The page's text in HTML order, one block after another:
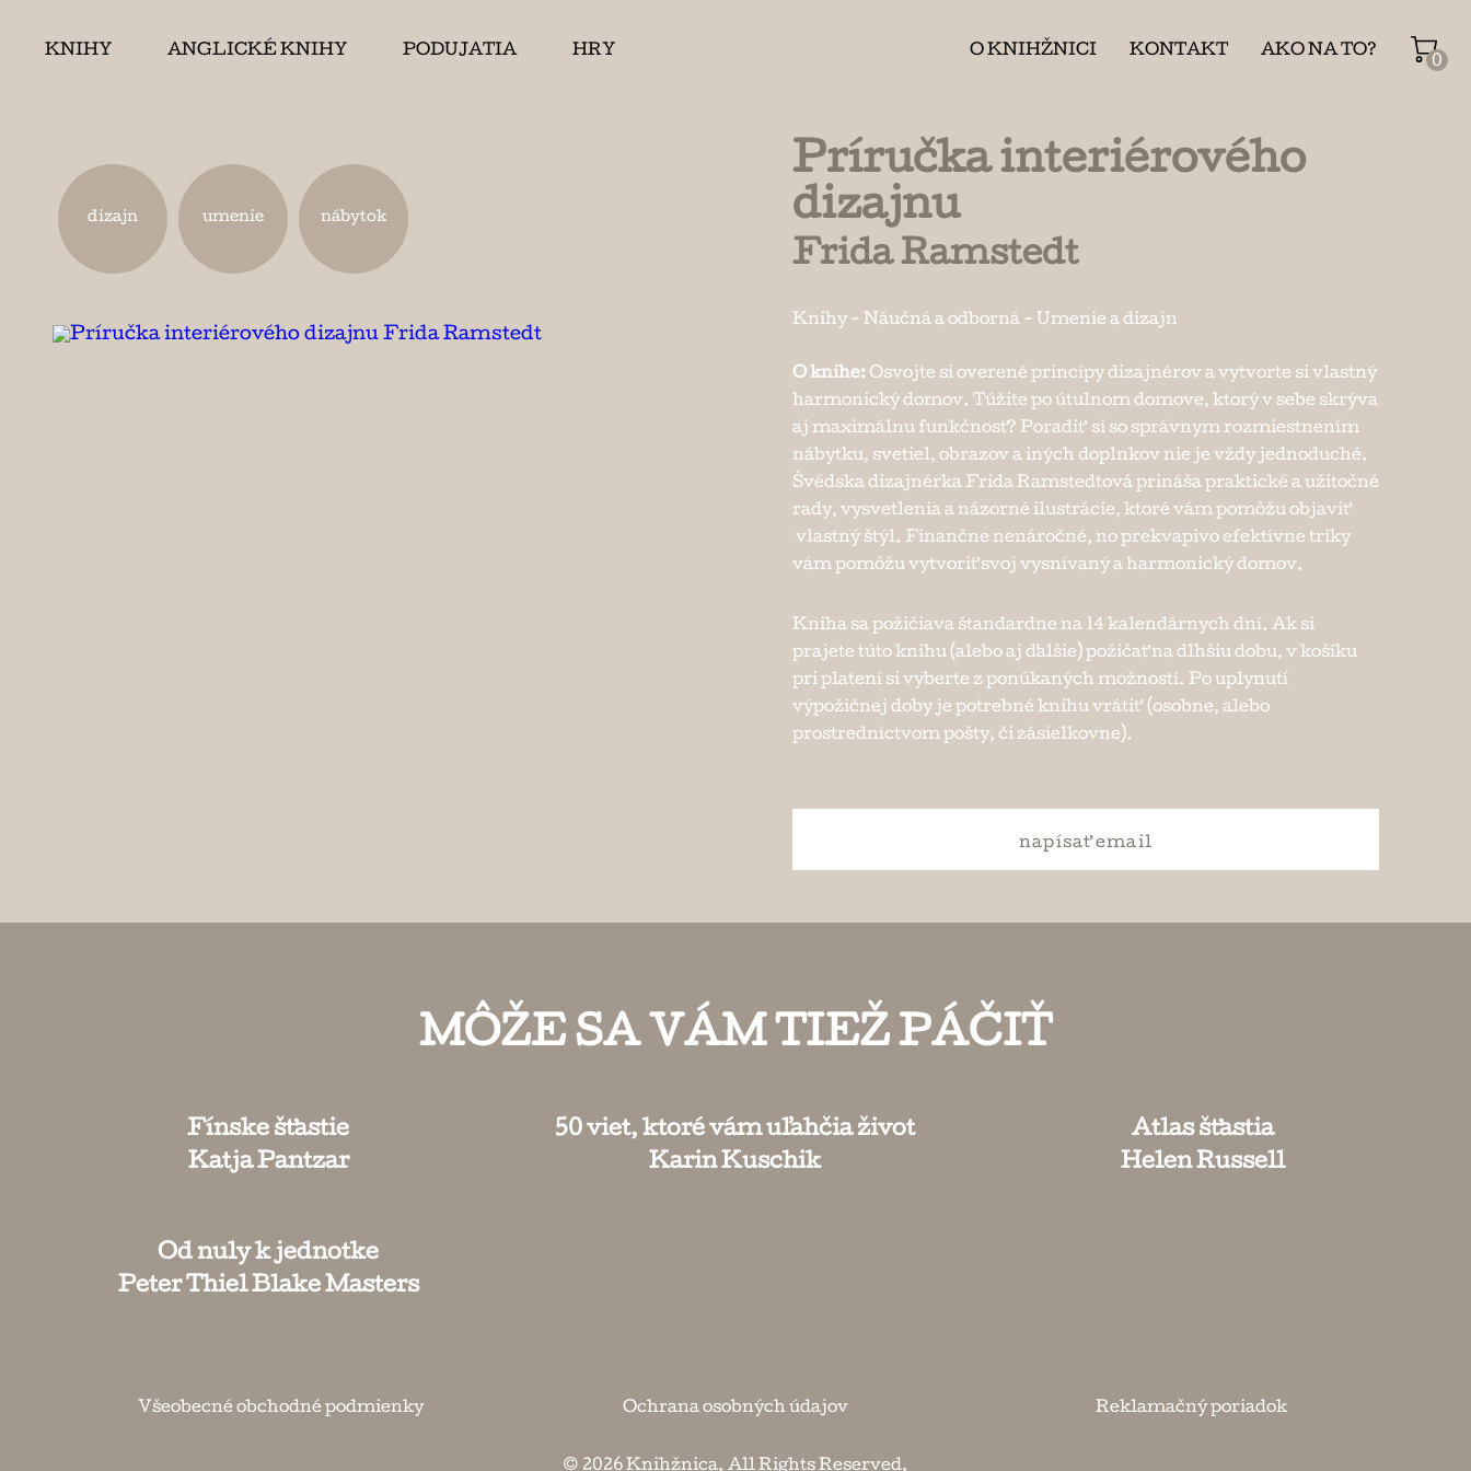
KNIHY ANGLICKÉ KNIHY PODUJATIA HRY O KNIHŽNICI KONTAKT AKO NA TO?
0
dizajn umenie nábytok
Príručka interiérového
dizajnu
Frida Ramstedt
Knihy - Náučná a odborná - Umenie a dizajn
O knihe: Osvojte si overené princípy dizajnérov a vytvorte si vlastný
harmonický domov. Túžite po útulnom domove, ktorý v sebe skrýva
aj maximálnu funkčnosť? Poradiť si so správnym rozmiestnením
nábytku, svetiel, obrazov a iných doplnkov nie je vždy jednoduché.
Švédska dizajnérka Frida Ramstedtová prináša praktické a užitočné
rady, vysvetlenia a názorné ilustrácie, ktoré vám pomôžu objaviť
vlastný štýl. Finančne nenáročné, no prekvapivo efektívne triky
vám pomôžu vytvoriť svoj vysnívaný a harmonický domov.
Kniha sa požičiava štandardne na 14 kalendárnych dní. Ak si
prajete túto knihu (alebo aj ďalšie) požičať na dlhšiu dobu, v košíku
pri platení si vyberte z ponúkaných možností. Po uplynutí
výpožičnej doby je potrebné knihu vrátiť (osobne, alebo
prostredníctvom pošty, či zásielkovne).
napísaťemail
MÔŽE SA VÁM TIEŽ PÁČIŤ
Fínske šťastie
Katja Pantzar
50 viet, ktoré vám uľahčia život
Karin Kuschik
Atlas šťastia
Helen Russell
Od nuly k jednotke
Peter Thiel Blake Masters
Všeobecné obchodné podmienky Ochrana osobných údajov Reklamačný poriadok
© 2026 Knihžnica. All Rights Reserved.